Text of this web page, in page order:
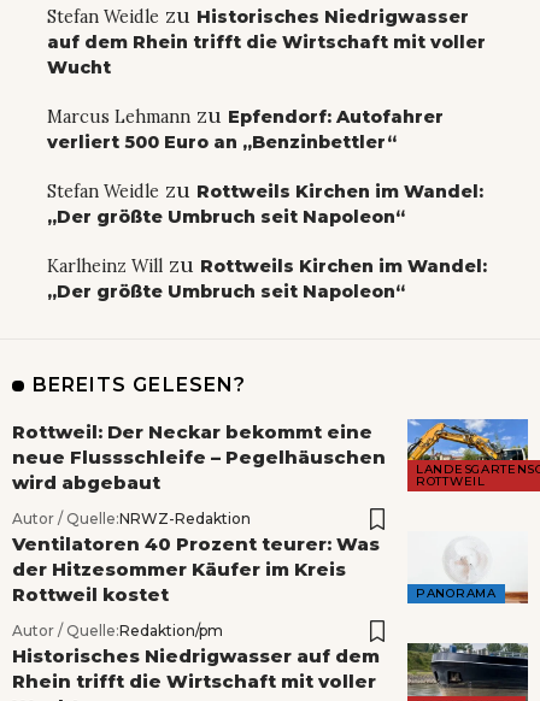
Stefan Weidle zu Historisches Niedrigwasser
auf dem Rhein trifft die Wirtschaft mit voller
Wucht
Marcus Lehmann zu Epfendorf: Autofahrer
verliert 500 Euro an „Benzinbettler“
Stefan Weidle zu Rottweils Kirchen im Wandel:
„Der größte Umbruch seit Napoleon“
Karlheinz Will zu Rottweils Kirchen im Wandel:
„Der größte Umbruch seit Napoleon“
BEREITS GELESEN?
ROTTWEIL
Rottweil: Der Neckar bekommt eine
neue Flussschleife – Pegelhäuschen
wird abgebaut
Autor / Quelle:NRWZ-Redaktion
PANORAMA
Ventilatoren 40 Prozent teurer: Was
der Hitzesommer Käufer im Kreis
Rottweil kostet
Autor / Quelle:Redaktion/pm
Historisches Niedrigwasser auf dem
Rhein trifft die Wirtschaft mit voller